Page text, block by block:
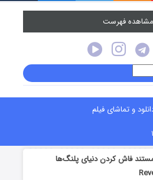
مشاهده فهرست
و تماشای فیلم
مستند فاش کردن دنیای پلنگ‌ها